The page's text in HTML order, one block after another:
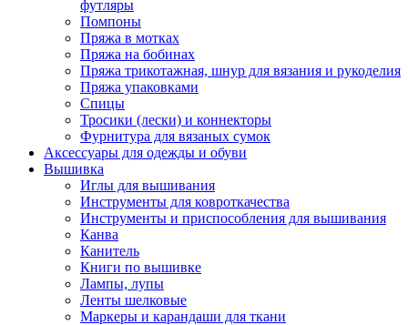
футляры
Помпоны
Пряжа в мотках
Пряжа на бобинах
Пряжа трикотажная, шнур для вязания и рукоделия
Пряжа упаковками
Спицы
Тросики (лески) и коннекторы
Фурнитура для вязаных сумок
Аксессуары для одежды и обуви
Вышивка
Иглы для вышивания
Инструменты для ковроткачества
Инструменты и приспособления для вышивания
Канва
Канитель
Книги по вышивке
Лампы, лупы
Ленты шелковые
Маркеры и карандаши для ткани